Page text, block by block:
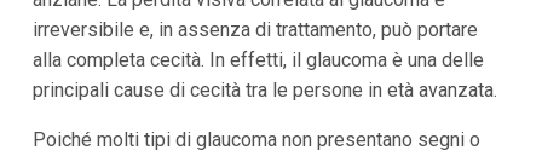
irreversibile e, in assenza di trattamento, può portare
alla completa cecità. In effetti, il glaucoma è una delle
principali cause di cecità tra le persone in età avanzata.
Poiché molti tipi di glaucoma non presentano segni o